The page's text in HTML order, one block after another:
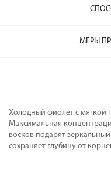
МЕРЫ
Холодный фиолет с мягкой
Максимальная
восков подарят
сохраняет глубину от